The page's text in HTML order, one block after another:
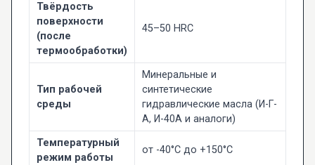
Твёрдость
поверхности
(после
термообработки)
45–50 HRC
Тип рабочей
среды
Минеральные и
синтетические
гидравлические масла (И-Г-
А, И-40А и аналоги)
Температурный
режим работы
от -40°C до +150°C